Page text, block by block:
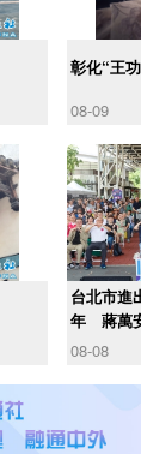
彰化“王
08-09
台北市進
年 蔣萬
08-08